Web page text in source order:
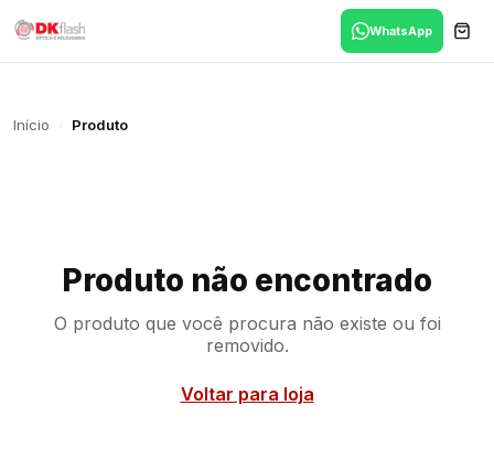
WhatsApp
Início Produto
Produto não encontrado
O produto que você procura não existe ou foi
removido.
Voltar para loja